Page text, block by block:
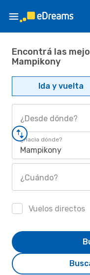
Encontrá las
Mampikony
Ida y vuelta
¿Desde dónde?
¿Hacia dónde?
Mampikony
¿Cuándo?
Vuelos directos